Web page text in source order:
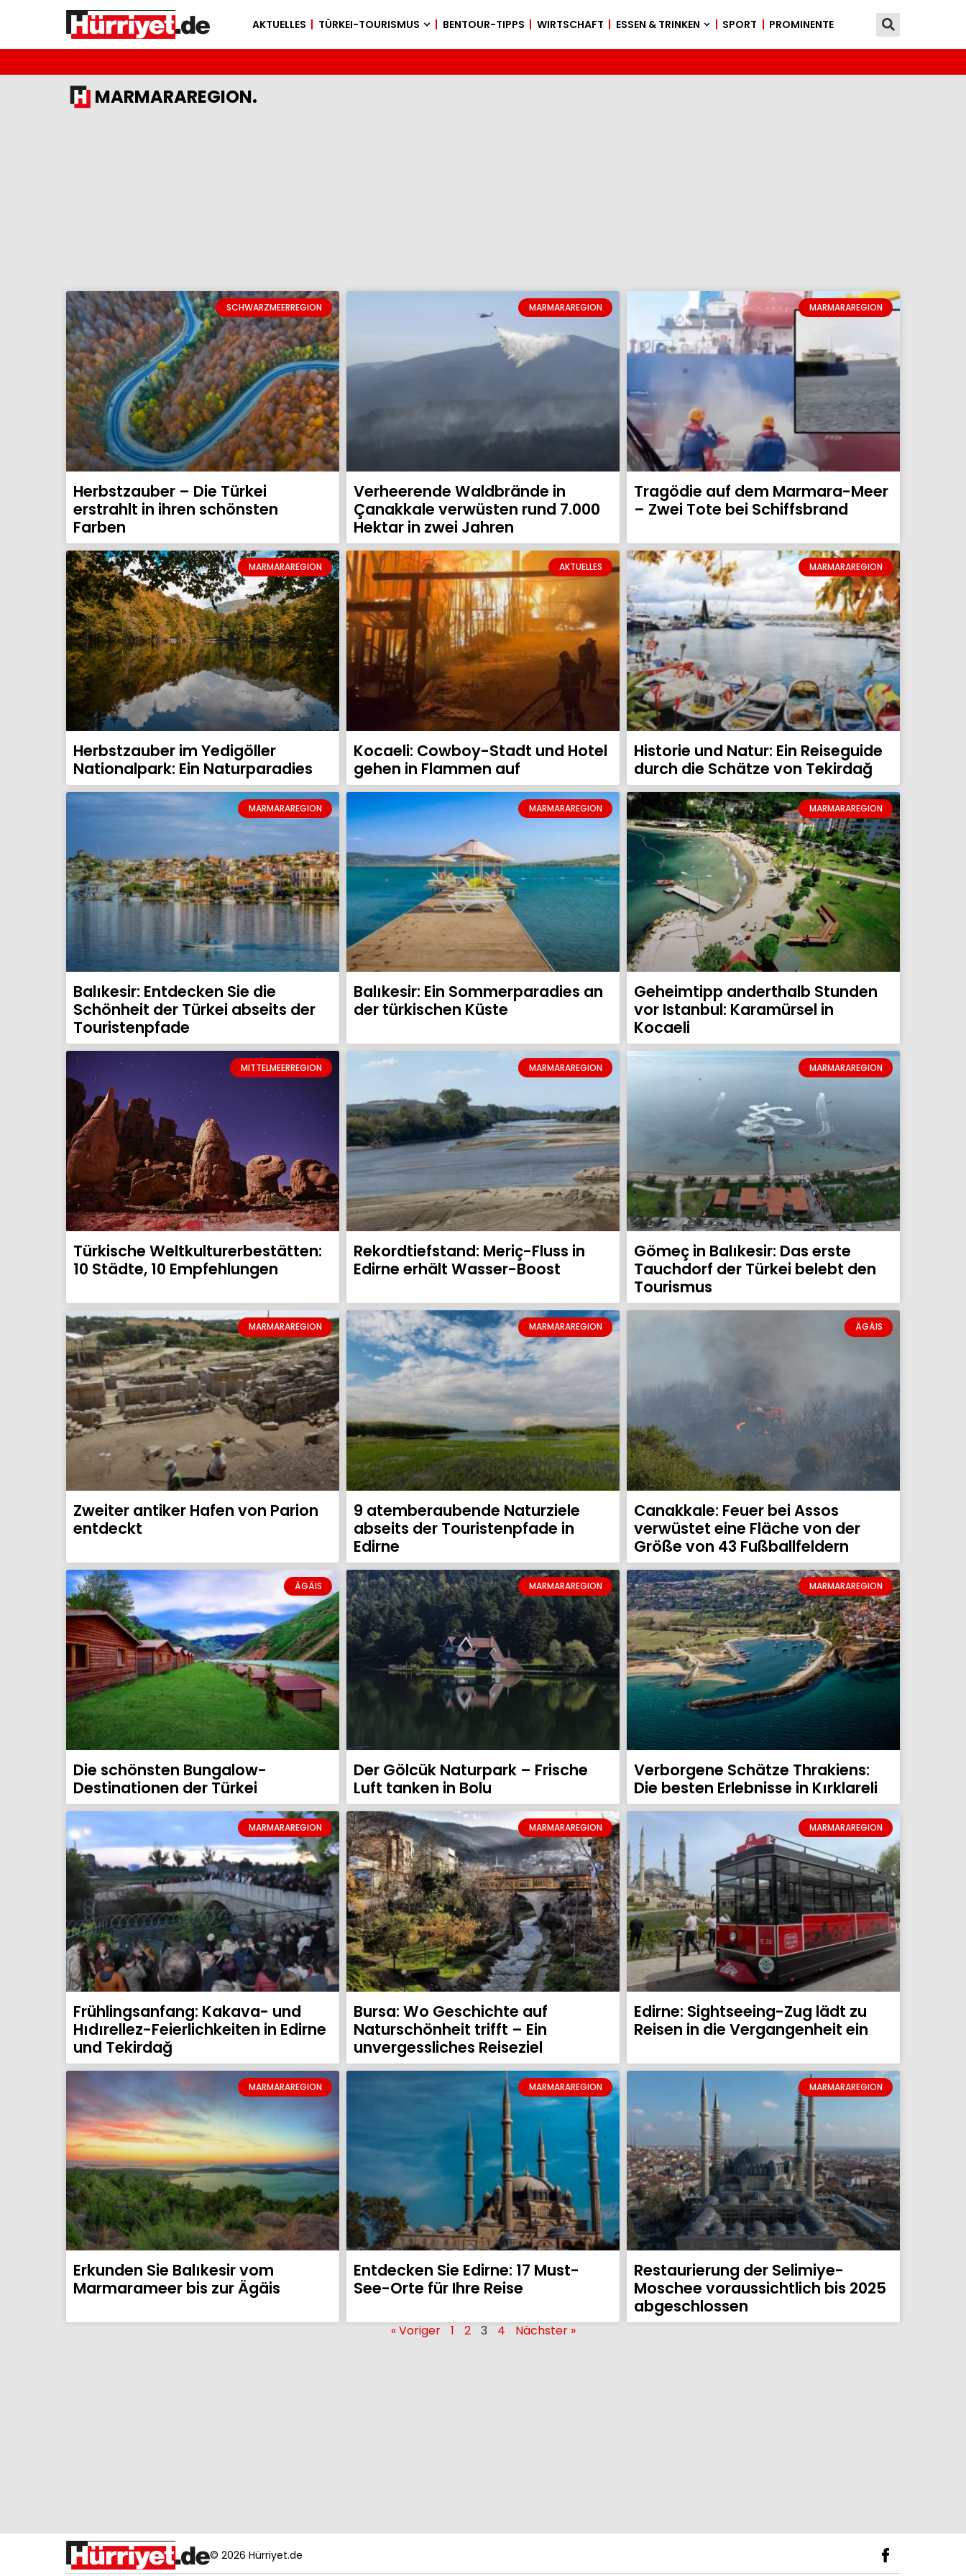
AKTUELLES TÜRKEI-TOURISMUS BENTOUR-TIPPS WIRTSCHAFT ESSEN & TRINKEN SPORT PROMINENTE
MARMARAREGION.
SCHWARZMEERREGION
Herbstzauber – Die Türkei
erstrahlt in ihren schönsten
Farben
MARMARAREGION
Verheerende Waldbrände in
Çanakkale verwüsten rund 7.000
Hektar in zwei Jahren
MARMARAREGION
Tragödie auf dem Marmara-Meer
– Zwei Tote bei Schiffsbrand
MARMARAREGION
Herbstzauber im Yedigöller
Nationalpark: Ein Naturparadies
AKTUELLES
Kocaeli: Cowboy-Stadt und Hotel
gehen in Flammen auf
MARMARAREGION
Historie und Natur: Ein Reiseguide
durch die Schätze von Tekirdağ
MARMARAREGION
Balıkesir: Entdecken Sie die
Schönheit der Türkei abseits der
Touristenpfade
MARMARAREGION
Balıkesir: Ein Sommerparadies an
der türkischen Küste
MARMARAREGION
Geheimtipp anderthalb Stunden
vor Istanbul: Karamürsel in
Kocaeli
MITTELMEERREGION
Türkische Weltkulturerbestätten:
10 Städte, 10 Empfehlungen
MARMARAREGION
Rekordtiefstand: Meriç-Fluss in
Edirne erhält Wasser-Boost
MARMARAREGION
Gömeç in Balıkesir: Das erste
Tauchdorf der Türkei belebt den
Tourismus
MARMARAREGION
Zweiter antiker Hafen von Parion
entdeckt
MARMARAREGION
9 atemberaubende Naturziele
abseits der Touristenpfade in
Edirne
ÄGÄIS
Canakkale: Feuer bei Assos
verwüstet eine Fläche von der
Größe von 43 Fußballfeldern
ÄGÄIS
Die schönsten Bungalow-
Destinationen der Türkei
MARMARAREGION
Der Gölcük Naturpark – Frische
Luft tanken in Bolu
MARMARAREGION
Verborgene Schätze Thrakiens:
Die besten Erlebnisse in Kırklareli
MARMARAREGION
Frühlingsanfang: Kakava- und
Hıdırellez-Feierlichkeiten in Edirne
und Tekirdağ
MARMARAREGION
Bursa: Wo Geschichte auf
Naturschönheit trifft – Ein
unvergessliches Reiseziel
MARMARAREGION
Edirne: Sightseeing-Zug lädt zu
Reisen in die Vergangenheit ein
MARMARAREGION
Erkunden Sie Balıkesir vom
Marmarameer bis zur Ägäis
MARMARAREGION
Entdecken Sie Edirne: 17 Must-
See-Orte für Ihre Reise
MARMARAREGION
Restaurierung der Selimiye-
Moschee voraussichtlich bis 2025
abgeschlossen
« Voriger 1 2 3 4 Nächster »
© 2026 Hürriyet.de